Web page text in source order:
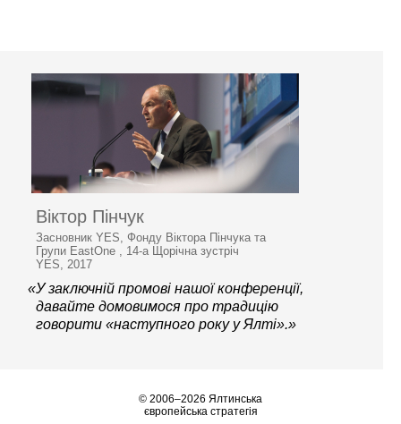
Віктор Пінчук
Засновник YES, Фонду Віктора Пінчука та
Групи EastOne , 14-а Щорічна зустріч
YES, 2017
«У заключній промові нашої конференції,
давайте домовимося про традицію
говорити «наступного року у Ялті».»
© 2006–2026 Ялтинська
європейська стратегія